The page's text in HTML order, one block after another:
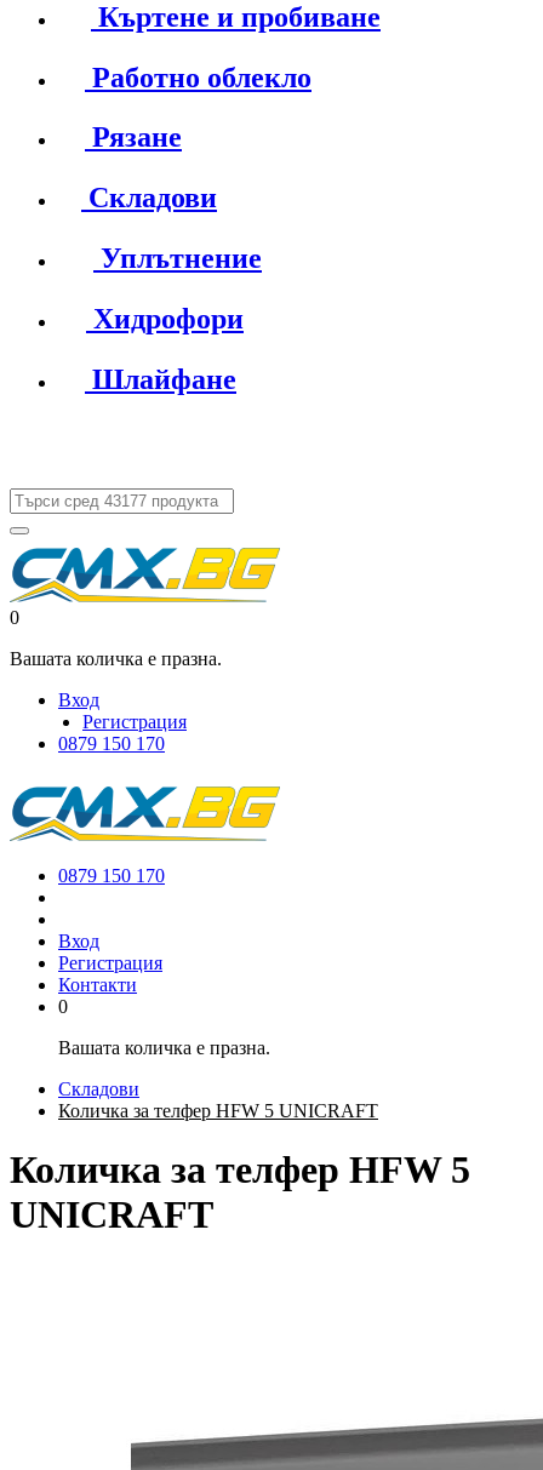
Къртене и пробиване
Работно облекло
Рязане
Складови
Уплътнение
Хидрофори
Шлайфане
0
Вашата количка е празна.
Вход
Регистрация
0879 150 170
0879 150 170
Вход
Регистрация
Контакти
0
Вашата количка е празна.
Складови
Количка за телфер HFW 5 UNICRAFT
Количка за телфер HFW 5
UNICRAFT